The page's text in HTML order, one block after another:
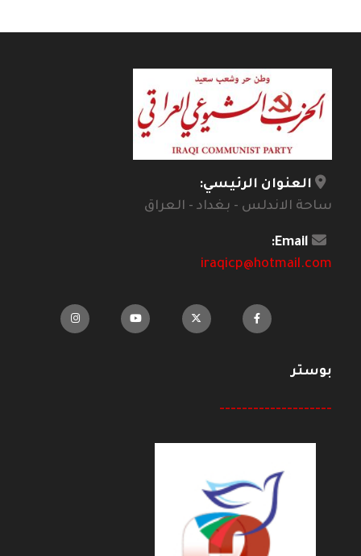
العنوان الرئيسي:
ساحة الاندلس - بغداد - العراق
Email:
iraqicp@hotmail.com
بوستر
--------------------